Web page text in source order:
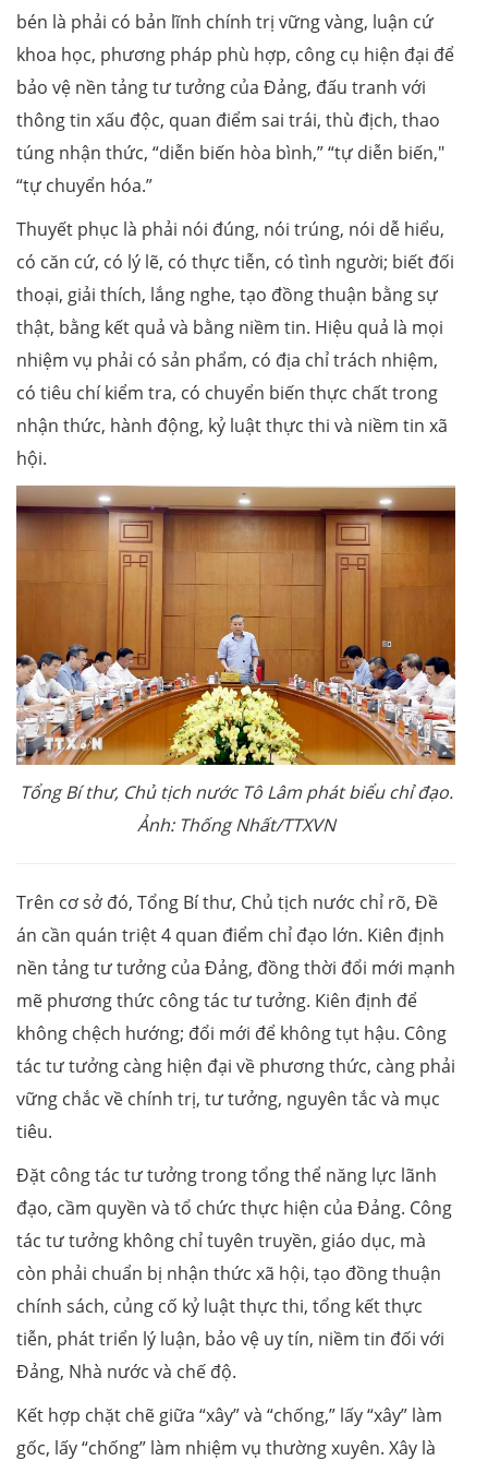
bén là phải có bản lĩnh chính trị vững vàng, luận cứ
khoa học, phương pháp phù hợp, công cụ hiện đại để
bảo vệ nền tảng tư tưởng của Đảng, đấu tranh với
thông tin xấu độc, quan điểm sai trái, thù địch, thao
túng nhận thức, “diễn biến hòa bình,” “tự diễn biến,"
“tự chuyển hóa.”
Thuyết phục là phải nói đúng, nói trúng, nói dễ hiểu,
có căn cứ, có lý lẽ, có thực tiễn, có tình người; biết đối
thoại, giải thích, lắng nghe, tạo đồng thuận bằng sự
thật, bằng kết quả và bằng niềm tin. Hiệu quả là mọi
nhiệm vụ phải có sản phẩm, có địa chỉ trách nhiệm,
có tiêu chí kiểm tra, có chuyển biến thực chất trong
nhận thức, hành động, kỷ luật thực thi và niềm tin xã
hội.
Tổng Bí thư, Chủ tịch nước Tô Lâm phát biểu chỉ đạo.
Ảnh: Thống Nhất/TTXVN
Trên cơ sở đó, Tổng Bí thư, Chủ tịch nước chỉ rõ, Đề
án cần quán triệt 4 quan điểm chỉ đạo lớn. Kiên định
nền tảng tư tưởng của Đảng, đồng thời đổi mới mạnh
mẽ phương thức công tác tư tưởng. Kiên định để
không chệch hướng; đổi mới để không tụt hậu. Công
tác tư tưởng càng hiện đại về phương thức, càng phải
vững chắc về chính trị, tư tưởng, nguyên tắc và mục
tiêu.
Đặt công tác tư tưởng trong tổng thể năng lực lãnh
đạo, cầm quyền và tổ chức thực hiện của Đảng. Công
tác tư tưởng không chỉ tuyên truyền, giáo dục, mà
còn phải chuẩn bị nhận thức xã hội, tạo đồng thuận
chính sách, củng cố kỷ luật thực thi, tổng kết thực
tiễn, phát triển lý luận, bảo vệ uy tín, niềm tin đối với
Đảng, Nhà nước và chế độ.
Kết hợp chặt chẽ giữa “xây” và “chống,” lấy “xây” làm
gốc, lấy “chống” làm nhiệm vụ thường xuyên. Xây là